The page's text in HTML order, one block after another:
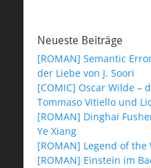
Neueste Beiträge
[ROMAN] Semantic
der Liebe von J. Soori
[COMIC] Oscar Wilde –
Tommaso Vitiello und
[ROMAN] Dinghai
Ye Xiang
[ROMAN] Legend of the
[ROMAN] Einstein im